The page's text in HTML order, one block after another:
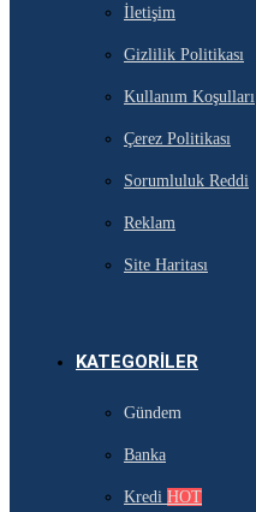
İletişim
Gizlilik Politikası
Kullanım Koşulları
Çerez Politikası
Sorumluluk Reddi
Reklam
Site Haritası
KATEGORILER
Gündem
Banka
Kredi HOT